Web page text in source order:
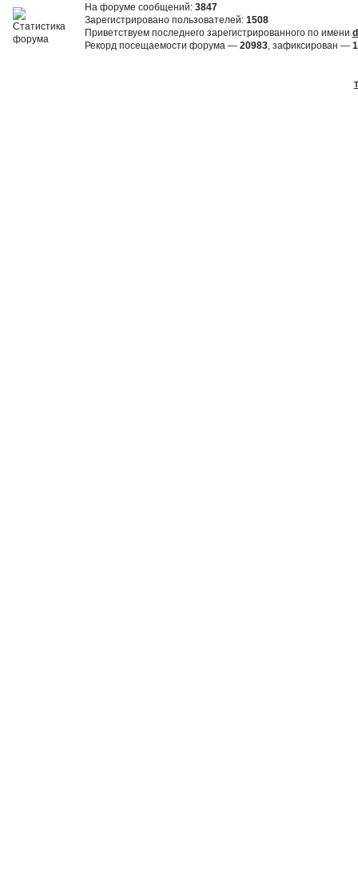
На форуме сообщений: 3847
Зарегистрировано пользователей: 1508
Приветствуем последнего зарегистрированного по имени
Рекорд посещаемости форума — 20983, зафиксирован —